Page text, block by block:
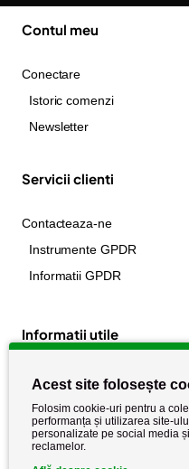
Contul meu
Conectare
Istoric comenzi
Newsletter
Servicii clienti
Contacteaza-ne
Instrumente GPDR
Informatii GPDR
Informatii utile
Despre noi
Stiri si noutati
Politica de cookie
Acest site folosește
Folosim cookie-uri pentru a
performanța și utilizarea site-
personalizate pe social media
reclamelor.